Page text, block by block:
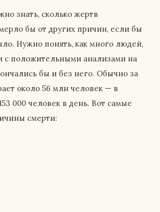
знать, сколько жертв
бы от других причин, если бы
Нужно понять, как много людей,
с положительными анализами на
бы и без него. Обычно за
около 56 млн человек — в
000 человек в день. Вот самые
смерти: